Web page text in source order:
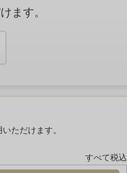
ます。
ただけます。
すべて税込